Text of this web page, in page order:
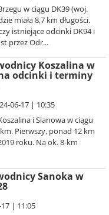
w ciągu DK39 (woj.
miała 8,7 km długości.
istniejące odcinki DK94 i
przez Odr...
Koszalina w
odcinki i terminy
06-17 | 10:35
i Sianowa w ciągu
Pierwszy, ponad 12 km
roku. Na ok. 8-km
Sanoka w
| 11:05